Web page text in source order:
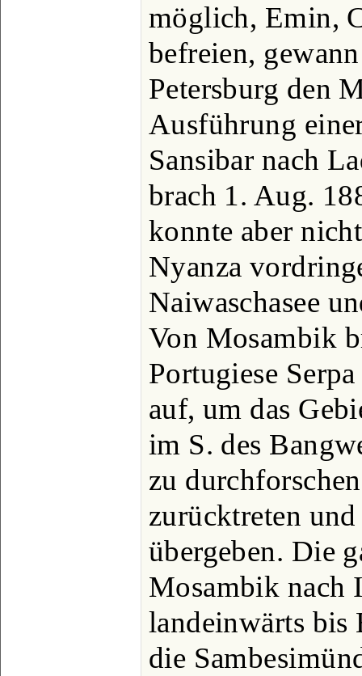
möglich, Emin,
befreien,
Petersburg den
Ausführung
Sansibar nach
brach 1. Aug.
konnte aber
Nyanza
Naiwaschasee
Von Mosambik
Portugiese
auf, um das
im S. des
zu
zurücktreten
übergeben. Die
Mosambik nach
landeinwärts bis
die